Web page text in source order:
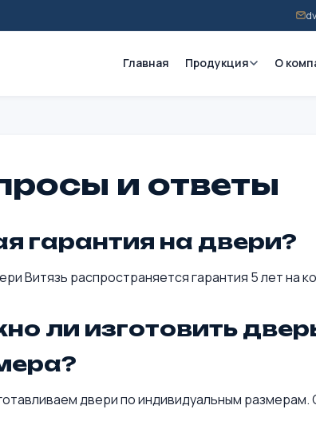
Главная Продукция О
и ответы
гарантия на двери?
Витязь распространяется гарантия 5 лет на
ли изготовить
двери по индивидуальным